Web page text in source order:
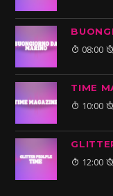
08:00
TIME
10:00
12:00